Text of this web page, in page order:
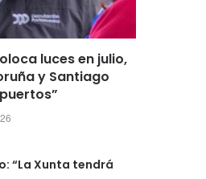
luces en julio,
y Santiago
“La Xunta tendrá